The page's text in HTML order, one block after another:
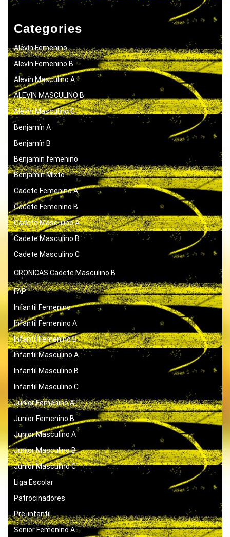
Categories
Alevín Femenino
Alevín Femenino B
Alevín Masculino A
ALEVIN MASCULINO B
Alevín Masculino C
Benjamín A
Benjamín B
Benjamin femenino
Benjamín Mixto
Cadete Femenino A
Cadete Femenino B
Cadete Masculino A
Cadete Masculino B
Cadete Masculino C
CRONICAS Cadete Masculino B
FAP
Infantil Femenino
Infantil Femenino A
Infantil Femenino B
Infantil Masculino A
Infantil Masculino B
Infantil Masculino C
Junior Femenino A
Junior Femenino B
Junior Masculino A
Junior Masculino B
Junior Masculino C
Liga Escolar
Patrocinadores
Pre-infantil
Senior Femenino A